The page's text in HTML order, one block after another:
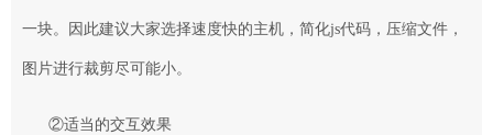
一块。因此建议大家选择速度快的主机，简化js代码，压缩文件，
图片进行裁剪尽可能小。
②适当的交互效果